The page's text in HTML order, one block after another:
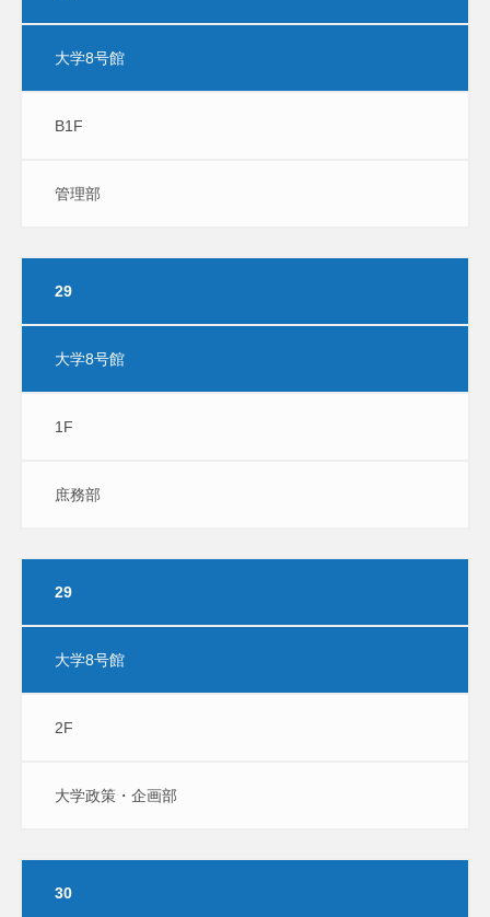
大学8号館
B1F
管理部
29
大学8号館
1F
庶務部
29
大学8号館
2F
大学政策・企画部
30